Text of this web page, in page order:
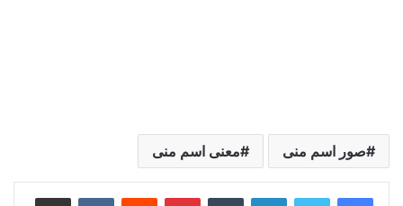
صور اسم منى معنى اسم منى
لينكدإن بينتيريست مشاركة عبر البريد